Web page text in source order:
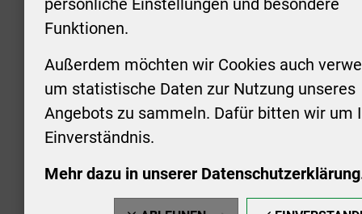
persönliche Einstellungen und besondere
Funktionen.
Außerdem möchten wir Cookies auch
um statistische Daten zur Nutzung unseres
Angebots zu sammeln. Dafür bitten wir um
Einverständnis.
Mehr dazu in unserer
KONTAKT
Stadt Aschersleben
Markt 1
06449 Aschersleben
+49 3473 958-0
stadt@aschersleben.de
https://www.aschersleben.de/
Montag:
Uhr
Uhr
vorheriger